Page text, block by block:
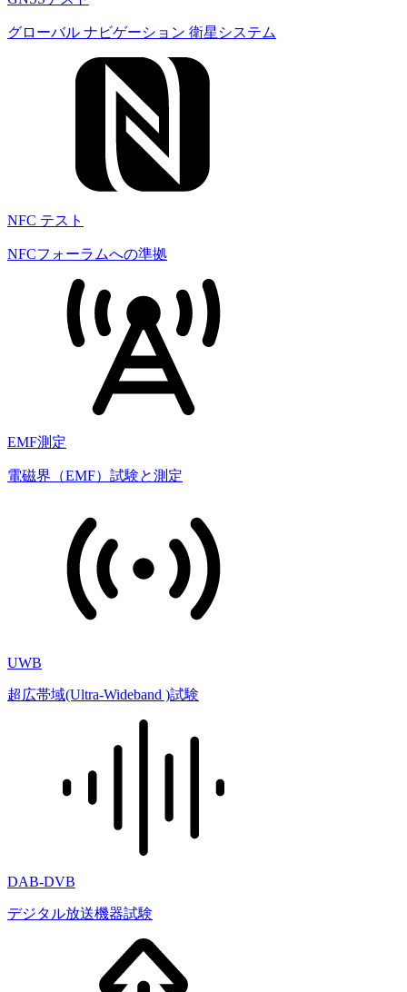
グローバル ナビゲーション 衛星システム
NFC テスト
NFCフォーラムへの準拠
EMF測定
電磁界（EMF）試験と測定
UWB
超広帯域(Ultra-Wideband )試験
DAB-DVB
デジタル放送機器試験